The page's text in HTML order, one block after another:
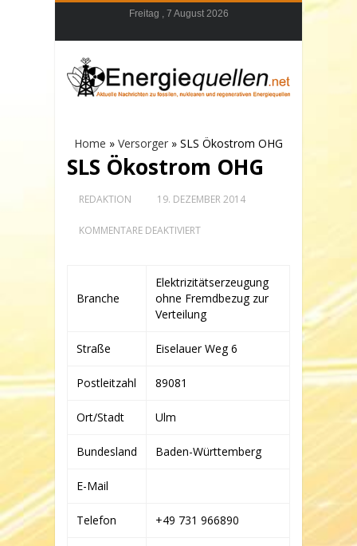
Freitag , 7 August 2026
Home » Versorger » SLS Ökostrom OHG
SLS Ökostrom OHG
REDAKTION 19. DEZEMBER 2014
KOMMENTARE DEAKTIVIERTFÜR
Branche
Elektrizitätserzeugung
ohne Fremdbezug zur
Verteilung
Straße Eiselauer Weg 6
Postleitzahl 89081
Ort/Stadt Ulm
Bundesland Baden-Württemberg
E-Mail
Telefon +49 731 966890